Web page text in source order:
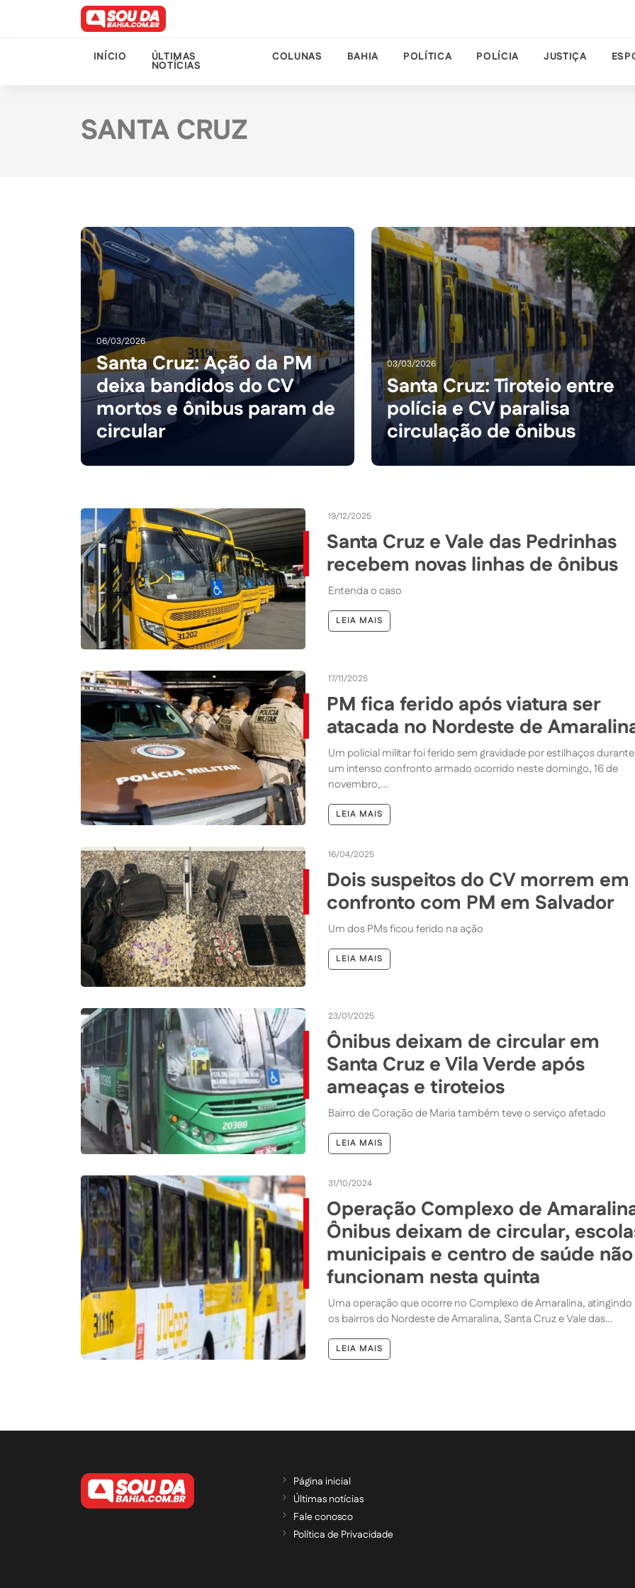
INÍCIO ÚLTIMAS
NOTÍCIAS
COLUNAS BAHIA POLÍTICA POLÍCIA JUSTIÇA
SANTA CRUZ
06/03/2026
Santa Cruz: Ação da PM
deixa bandidos do CV
mortos e ônibus param de
circular
03/03/2026
Santa Cruz: Tiroteio entre
polícia e CV paralisa
circulação de ônibus
19/12/2025
Santa Cruz e Vale das Pedrinhas
recebem novas linhas de ônibus
Entenda o caso
LEIA MAIS
17/11/2025
PM fica ferido após viatura ser
atacada no Nordeste de
Um policial militar foi ferido sem gravidade por estilhaços durante
um intenso confronto armado ocorrido neste domingo, 16 de
novembro,…
LEIA MAIS
16/04/2025
Dois suspeitos do CV morrem em
confronto com PM em Salvador
Um dos PMs ficou ferido na ação
LEIA MAIS
23/01/2025
Ônibus deixam de circular em
Santa Cruz e Vila Verde após
ameaças e tiroteios
Bairro de Coração de Maria também teve o serviço afetado
LEIA MAIS
31/10/2024
Operação Complexo de
Ônibus deixam de circular,
municipais e centro de saúde não
funcionam nesta quinta
Uma operação que ocorre no Complexo de Amaralina, atingindo
os bairros do Nordeste de Amaralina, Santa Cruz e Vale das…
LEIA MAIS
Página inicial
Últimas notícias
Fale conosco
Política de Privacidade